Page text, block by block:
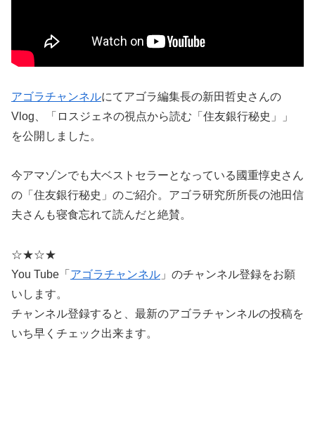
アゴラチャンネルにてアゴラ編集長の新田哲史さんの
Vlog、「ロスジェネの視点から読む「住友銀行秘史」」
を公開しました。
今アマゾンでも大ベストセラーとなっている國重惇史さん
の「住友銀行秘史」のご紹介。アゴラ研究所所長の池田信
夫さんも寝食忘れて読んだと絶賛。
☆★☆★
You Tube「 アゴラチャンネル 」のチャンネル登録をお願
いします。
チャンネル登録すると、最新のアゴラチャンネルの投稿を
いち早くチェック出来ます。